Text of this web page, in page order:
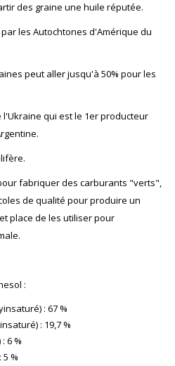
des graine une huile réputée.
les Autochtones d'Amérique du
peut aller jusqu'à 50% pour les
qui est le 1er producteur
fabriquer des carburants "verts",
de qualité pour produire un
place de les utiliser pour
:
: 67 %
: 19,7 %
6 %
%